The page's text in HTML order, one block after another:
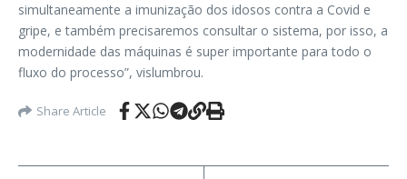
simultaneamente a imunização dos idosos contra a Covid e
gripe, e também precisaremos consultar o sistema, por isso, a
modernidade das máquinas é super importante para todo o
fluxo do processo”, vislumbrou.
Share Article